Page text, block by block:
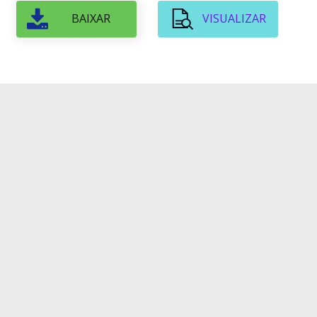
BAIXAR VISUALIZAR